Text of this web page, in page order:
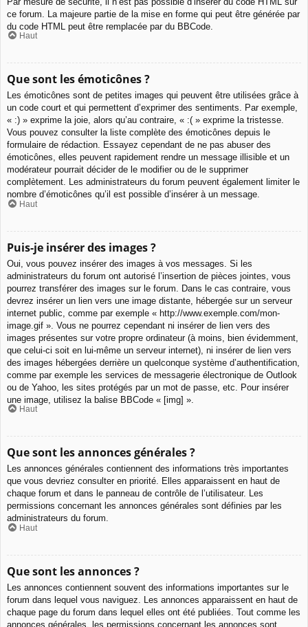
ce forum. La majeure partie de la mise en forme qui peut être générée par
du code HTML peut être remplacée par du BBCode.
Haut
Que sont les émoticônes ?
Les émoticônes sont de petites images qui peuvent être utilisées grâce à
un code court et qui permettent d’exprimer des sentiments. Par exemple,
« :) » exprime la joie, alors qu’au contraire, « :( » exprime la tristesse.
Vous pouvez consulter la liste complète des émoticônes depuis le
formulaire de rédaction. Essayez cependant de ne pas abuser des
émoticônes, elles peuvent rapidement rendre un message illisible et un
modérateur pourrait décider de le modifier ou de le supprimer
complètement. Les administrateurs du forum peuvent également limiter le
nombre d’émoticônes qu’il est possible d’insérer à un message.
Haut
Puis-je insérer des images ?
Oui, vous pouvez insérer des images à vos messages. Si les
administrateurs du forum ont autorisé l’insertion de pièces jointes, vous
pourrez transférer des images sur le forum. Dans le cas contraire, vous
devrez insérer un lien vers une image distante, hébergée sur un serveur
internet public, comme par exemple « http://www.exemple.com/mon-
image.gif ». Vous ne pourrez cependant ni insérer de lien vers des
images présentes sur votre propre ordinateur (à moins, bien évidemment,
que celui-ci soit en lui-même un serveur internet), ni insérer de lien vers
des images hébergées derrière un quelconque système d’authentification,
comme par exemple les services de messagerie électronique de Outlook
ou de Yahoo, les sites protégés par un mot de passe, etc. Pour insérer
une image, utilisez la balise BBCode « [img] ».
Haut
Que sont les annonces générales ?
Les annonces générales contiennent des informations très importantes
que vous devriez consulter en priorité. Elles apparaissent en haut de
chaque forum et dans le panneau de contrôle de l’utilisateur. Les
permissions concernant les annonces générales sont définies par les
administrateurs du forum.
Haut
Que sont les annonces ?
Les annonces contiennent souvent des informations importantes sur le
forum dans lequel vous naviguez. Les annonces apparaissent en haut de
chaque page du forum dans lequel elles ont été publiées. Tout comme les
annonces générales, les permissions concernant les annonces sont